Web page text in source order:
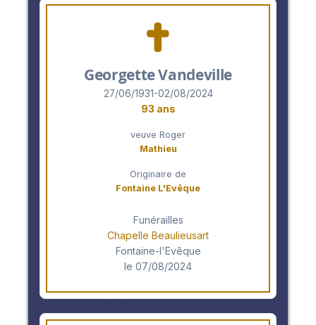
Georgette Vandeville
27/06/1931-02/08/2024
93 ans
veuve Roger
Mathieu
Originaire de
Fontaine L'Evêque
Funérailles
Chapelle Beaulieusart
Fontaine-l'Evêque
le 07/08/2024